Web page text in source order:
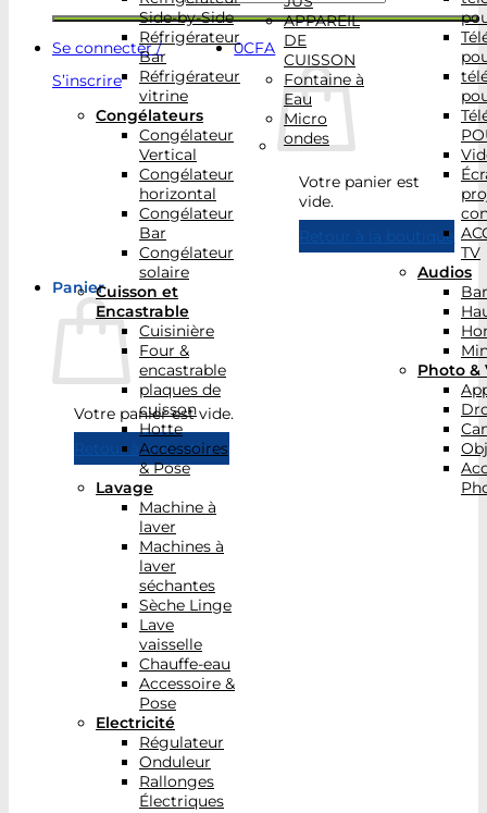
Se connecter /
S’inscrire
0CFA
Votre panier est
vide.
Retour à la boutique
Panier
Votre panier est vide.
Retour à la boutique
Side-by-Side
Réfrigérateur
Bar
Réfrigérateur
vitrine
Congélateurs
Congélateur
Vertical
Congélateur
horizontal
Congélateur
Bar
Congélateur
solaire
Cuisson et
Encastrable
Cuisinière
Four &
encastrable
plaques de
cuisson
Hotte
Accessoires
& Pose
Lavage
Machine à
laver
Machines à
laver
séchantes
Sèche Linge
Lave
vaisselle
Chauffe-eau
Accessoire &
Pose
Electricité
Régulateur
Onduleur
Rallonges
Électriques
APPAREIL
DE
CUISSON
Fontaine à
Eau
Micro
ondes
TV
Audios
Photo &